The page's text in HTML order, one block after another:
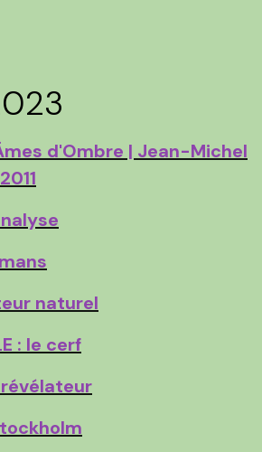
d'Ombre | Jean-Michel
naturel
: le cerf